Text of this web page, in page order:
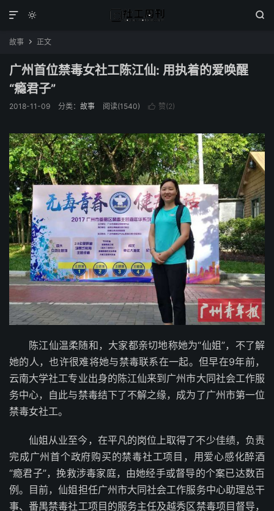
 

故事  正文
广州首位禁毒女社工陈江仙: 用执着的爱唤醒
“瘾君子”
2018-11-09 分类： 故事 阅读(1540)  赞(2)
陈江仙温柔随和，大家都亲切地称她为“仙姐”，不了解
她的人，也许很难将她与禁毒联系在一起。但早在9年前，
云南大学社工专业出身的陈江仙来到广州市大同社会工作服
务中心，自此与禁毒结下了不解之缘，成为了广州市第一位
禁毒女社工。
仙姐从业至今，在平凡的岗位上取得了不少佳绩，负责
完成广州首个政府购买的禁毒社工项目，用爱心感化醉酒
“瘾君子”，挽救涉毒家庭，由她经手或督导的个案已达数百
例。目前，仙姐担任广州市大同社会工作服务中心助理总干
事、番禺禁毒社工项目的服务主任及越秀区禁毒项目督导，